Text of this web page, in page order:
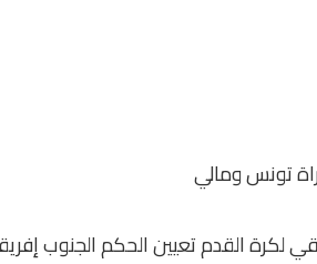
تونس ومالي
لكرة القدم تعيين الحكم الجنوب